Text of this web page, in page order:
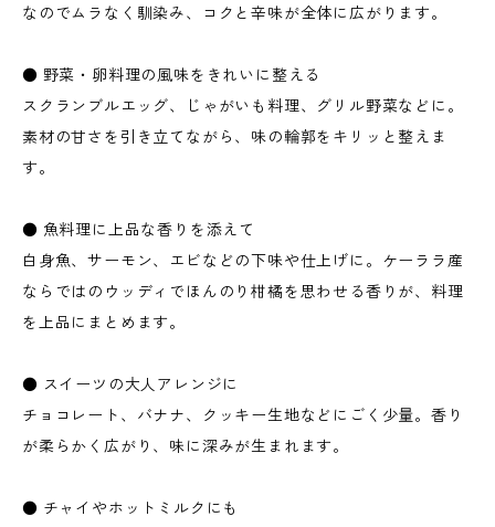
なのでムラなく馴染み、コクと辛味が全体に広がります。
● 野菜・卵料理の風味をきれいに整える
スクランブルエッグ、じゃがいも料理、グリル野菜などに。
素材の甘さを引き立てながら、味の輪郭をキリッと整えま
す。
● 魚料理に上品な香りを添えて
白身魚、サーモン、エビなどの下味や仕上げに。ケーララ産
ならではのウッディでほんのり柑橘を思わせる香りが、料理
を上品にまとめます。
● スイーツの大人アレンジに
チョコレート、バナナ、クッキー生地などにごく少量。香り
が柔らかく広がり、味に深みが生まれます。
● チャイやホットミルクにも